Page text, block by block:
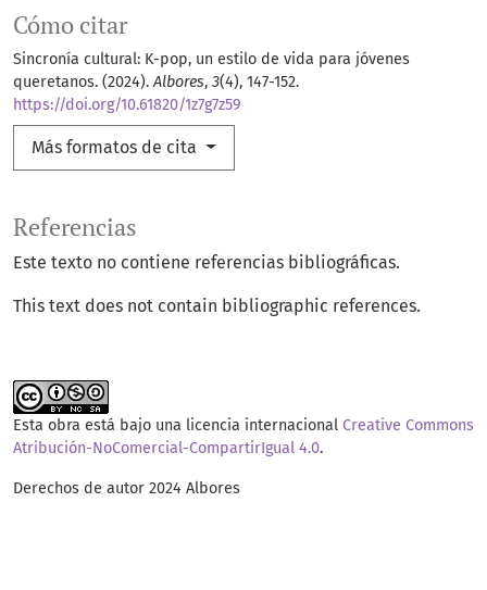
Cómo citar
Sincronía cultural: K-pop, un estilo de vida para jóvenes
queretanos. (2024).Albores, 3(4), 147-152.
https://doi.org/10.61820/1z7g7z59
Más formatos de cita
Referencias
Este texto no contiene referencias bibliográficas.
This text does not contain bibliographic references.
Esta obra está bajo una licencia internacional Creative Commons
Atribución-NoComercial-CompartirIgual 4.0.
Derechos de autor 2024 Albores